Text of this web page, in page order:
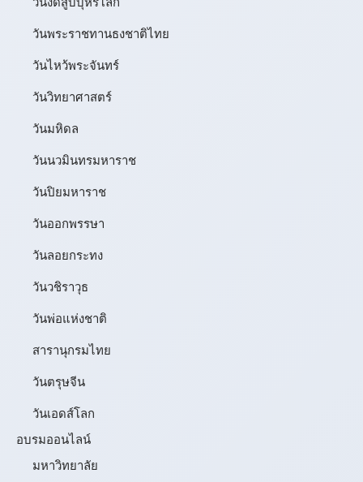
วันพระราชทานธงชาติไทย
วันไหว้พระจันทร์​
วันวิทยาศาสตร์
วันมหิดล
วันนวมินทรมหาราช
วันปิยมหาราช
วันออกพรรษา
วันลอยกระทง
วันวชิราวุธ
วันพ่อแห่งชาติ
สารานุกรมไทย
วันตรุษจีน
วันเอดส์โลก
อบรมออนไลน์
มหาวิทยาลัย